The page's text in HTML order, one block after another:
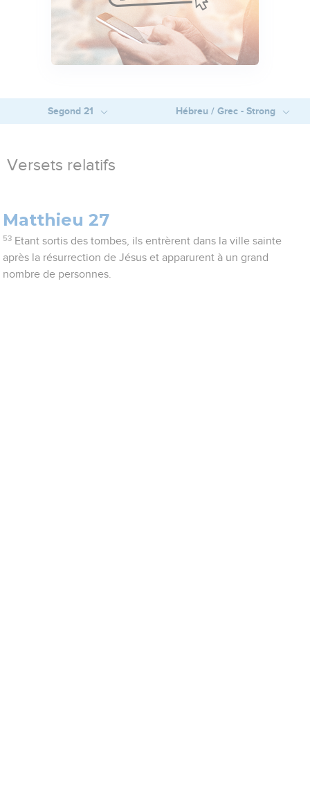
Segond 21 Hébreu / Grec - Strong
Versets relatifs
Matthieu 27
53 Etant sortis des tombes, ils entrèrent dans la ville sainte
après la résurrection de Jésus et apparurent à un grand
nombre de personnes.